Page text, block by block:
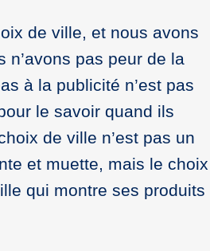
de ville, et nous avons
pas peur de la
à la publicité n’est pas
le savoir quand ils
de ville n’est pas un
et muette, mais le choix
qui montre ses produits